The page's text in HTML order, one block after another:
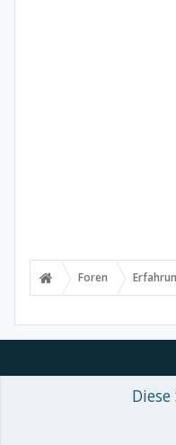
Foren
Forum software by